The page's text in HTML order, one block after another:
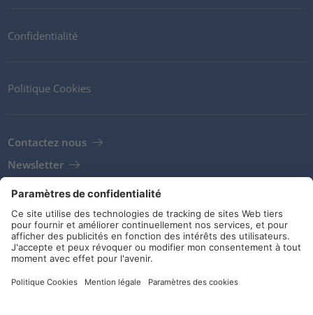
Confidentialité
Politique Cookies
Contactez nous
Newsletter
Clients
Fournisseurs
Conditions de stockage
Réseaux sociaux